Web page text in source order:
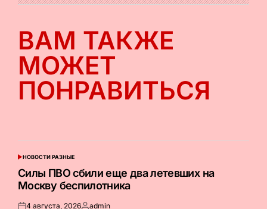
ВАМ ТАКЖЕ
МОЖЕТ
ПОНРАВИТЬСЯ
ОПУБЛИКОВАНО
В
НОВОСТИ РАЗНЫЕ
Силы ПВО сбили еще два летевших на
Москву беспилотника
4 августа, 2026 admin